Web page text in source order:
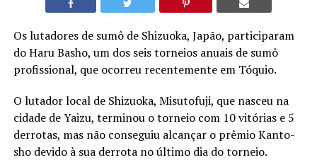
Os lutadores de sumô de Shizuoka, Japão, participaram
do Haru Basho, um dos seis torneios anuais de sumô
profissional, que ocorreu recentemente em Tóquio.
O lutador local de Shizuoka, Misutofuji, que nasceu na
cidade de Yaizu, terminou o torneio com 10 vitórias e 5
derrotas, mas não conseguiu alcançar o prêmio Kanto-
sho devido à sua derrota no último dia do torneio.